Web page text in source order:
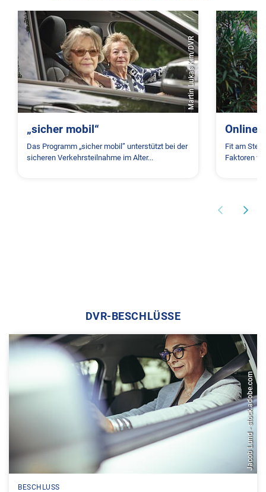
Martin Lukas Kim/DVR
„sicher mobil“
Das Programm „sicher mobil” unterstützt bei der
sicheren Verkehrsteilnahme im Alter...
Online
Fit am
Faktoren
DVR-BESCHLÜSSE
Jacob Lund - stock.adobe.com
BESCHLUSS